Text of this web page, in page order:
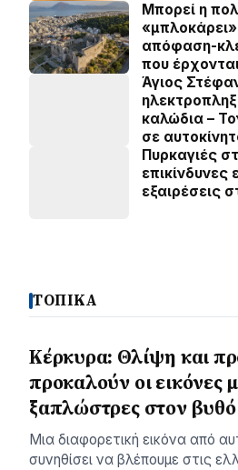
Μπορεί η
απόφαση-
που
Άγιος
καλώδια –
σε
Πυρκαγιές
επικίνδυνες
εξαιρέσεις
ΤΟΠΙΚΑ
Κέρκυρα: Θλίψη και
προκαλούν οι εικόνες
ξαπλώστρες στον
Μια διαφορετική εικόνα από
συνηθίσει να βλέπουμε στις